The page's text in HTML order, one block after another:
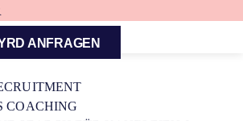
ANFRAGEN
COACHING